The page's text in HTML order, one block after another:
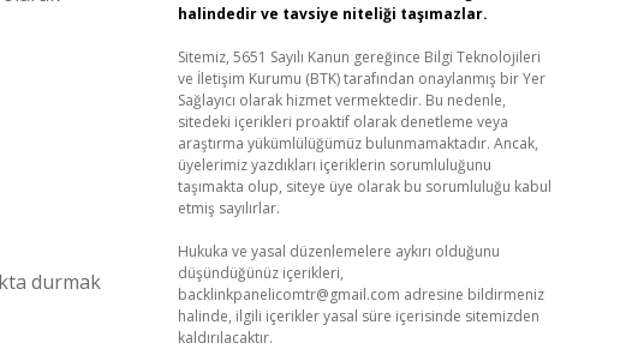
durmak
halindedir ve tavsiye niteliği taşımazlar.
Sitemiz, 5651 Sayılı Kanun gereğince Bilgi Teknolojileri
ve İletişim Kurumu (BTK) tarafından onaylanmış bir Yer
Sağlayıcı olarak hizmet vermektedir. Bu nedenle,
sitedeki içerikleri proaktif olarak denetleme veya
araştırma yükümlülüğümüz bulunmamaktadır. Ancak,
üyelerimiz yazdıkları içeriklerin sorumluluğunu
taşımakta olup, siteye üye olarak bu sorumluluğu kabul
etmiş sayılırlar.
Hukuka ve yasal düzenlemelere aykırı olduğunu
düşündüğünüz içerikleri,
backlinkpanelicomtr@gmail.com adresine bildirmeniz
halinde, ilgili içerikler yasal süre içerisinde sitemizden
kaldırılacaktır.